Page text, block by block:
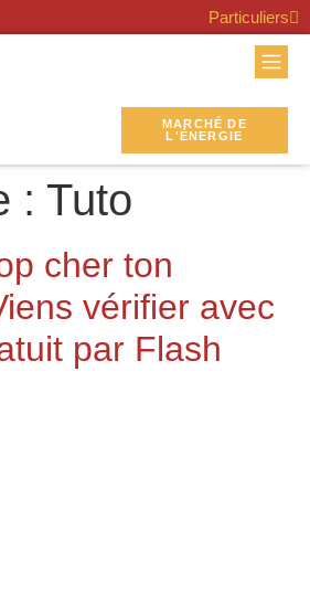
Particuliers
MARCHÉ DE
L'ÉNERGIE
: Tuto
cher ton
vérifier avec
par Flash